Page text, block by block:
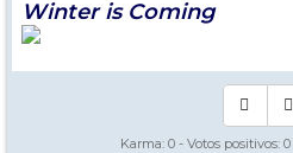
Winter is Coming
Karma: 0 - Votos positivos: 0